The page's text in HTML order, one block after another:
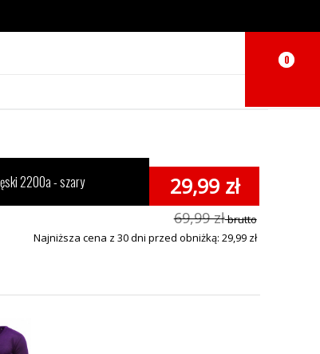
0
0
2200a - szary 29,99 zł
69,99 złbrutto
Najniższa cena z 30 dni przed obniżką: 29,99 zł